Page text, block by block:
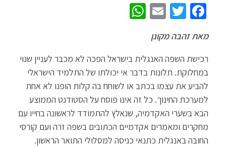
Fa
b
o
o
k
T
tt
er
E
sA
p
p
מאת זהבה מקונן
רכישת השפה האנגלית בישראל הפכה לא מכבר לעניין שנוי
במחלוקת. תלונות בדבר אי יכולתו של התלמיד הישראלי
להביע את עצמו בכתב או לשוחח בה קלות הופנו לא אחת
למערכת החינוך. כל זה אינו פוסח על הסטודנט הממוצע
הבא בשערי האקדמיה, שנאלץ להתמודד לראשונה בחייו עם
מחקרים ומאמרים אקדמיים הכתובים בשפה זרה ועם קורסי
החובה באנגלית כתנאי כניסה למסלולי התואר הראשון.